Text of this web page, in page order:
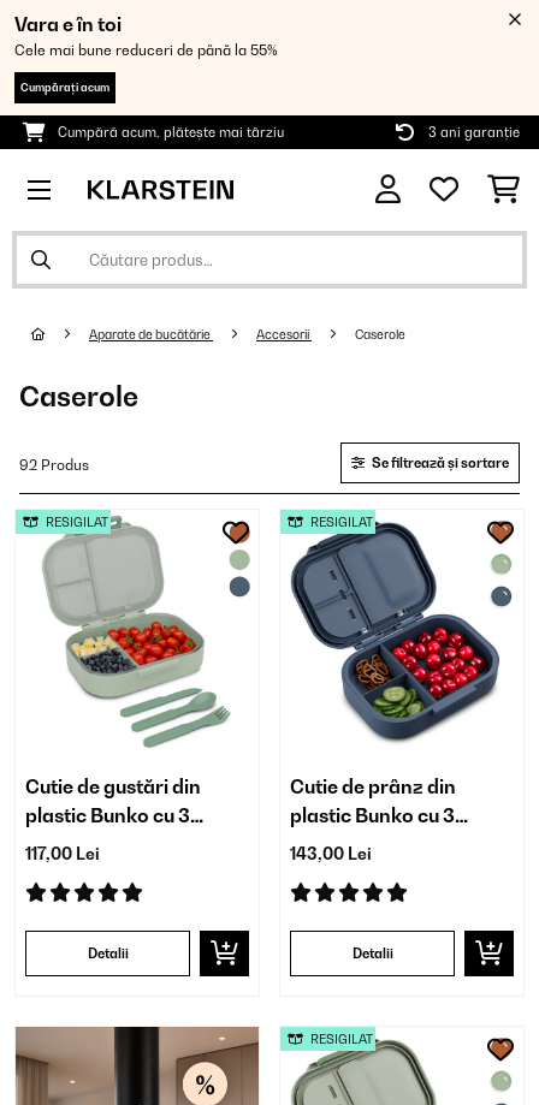
Vara e în toi
Cele mai bune reduceri de până la 55%
Cumpărați acum
Cumpără acum, plătește mai târziu 3 ani garanție
Aparate de bucătărie Accesorii Caserole
Caserole
92 Produs Se filtrează și sortare
Cutie de gustări din
plastic Bunko cu 3
compartimente
117,00 Lei
Detalii
RESIGILAT
Cutie de prânz din
plastic Bunko cu 3
compartimente
143,00 Lei
Detalii
RESIGILAT
RESIGILAT